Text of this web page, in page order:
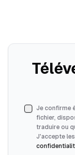
Je confirme
fichier,
traduire ou
J'accepte les